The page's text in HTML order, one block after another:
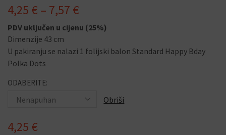
4,25 € – 7,57 €
PDV uključen u cijenu (25%)
Dimenzije 43 cm
U pakiranju se nalazi 1 folijski balon Standard Happy Bday
Polka Dots
ODABERITE:
Obriši
4,25 €